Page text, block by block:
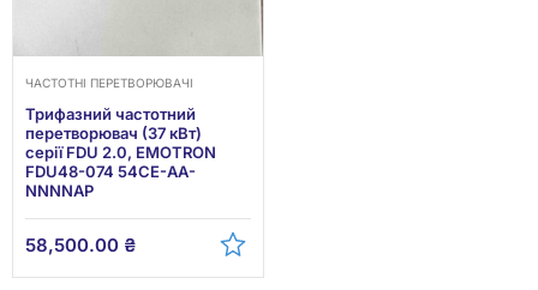
ЧАСТОТНІ ПЕРЕТВОРЮВАЧІ
Трифазний частотний
перетворювач (37 кВт)
серії FDU 2.0, EMOTRON
FDU48-074 54CE-AA-
NNNNAP
58,500.00 ₴